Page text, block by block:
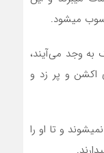
ميشود.
به وجد مي‌آيند،
اکشن و پر زد و
و تا او را